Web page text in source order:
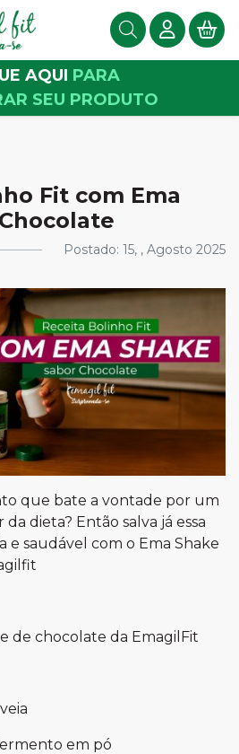
AQUI PARA
SEU PRODUTO
Fit com Ema
Postado: 15, , Agosto 2025
que bate a vontade por um
da dieta? Então salva já essa
e saudável com o Ema Shake
de chocolate da EmagilFit
em pó